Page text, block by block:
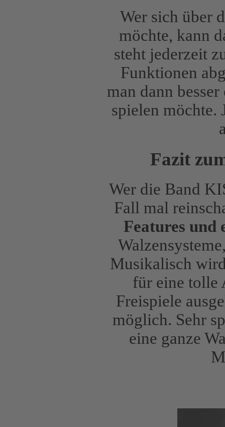
Wer sich über
möchte, kann
steht jederzeit
Funktionen
man dann
spielen möchte.
Fazit
Wer die Band
Fall mal
Features und
Musikalisch
für eine tolle
Freispiele
möglich. Sehr
eine ganze